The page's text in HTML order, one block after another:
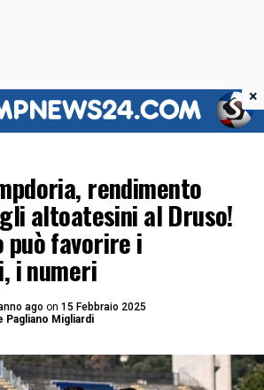
rendimento
altoatesini al Druso!
può favorire i
i numeri
ago on 15 Febbraio 2025
Pagliano Migliardi
×